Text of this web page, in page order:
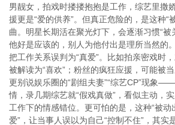
男靓女，拍戏时搂搂抱抱是工作，综艺里撒
援更是“爱的供养”。但真正危险的，是这种“
曲。明星长期活在聚光灯下，会逐渐习惯“
他好是应该的，别人为他付出是理所当然的
把工作关系误判为“真爱”。比如拍亲密戏时
被解读为“喜欢”；粉丝的疯狂应援，可能被当
更别说娱乐圈的“剧组夫妻”“综艺CP”现象
情，录几期综艺就“假戏真做”，看似主动，
工作下的情感错位。更可怕的是，这种“被动
爱”，让当事人误以为自己“控制不住”，其实